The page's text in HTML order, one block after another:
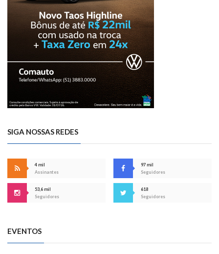
SIGA NOSSAS REDES
4 mil
Assinantes
97 mil
Seguidores
53,6 mil
Seguidores
618
Seguidores
EVENTOS